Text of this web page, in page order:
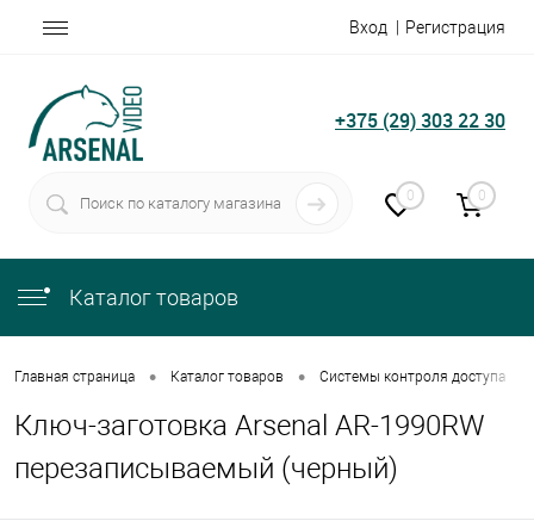
Вход Регистрация
+375 (29) 303 22 30
0 0
Каталог товаров
Главная страница • Каталог товаров • Системы контроля доступа
Ключ-заготовка Arsenal AR-1990RW
перезаписываемый (черный)